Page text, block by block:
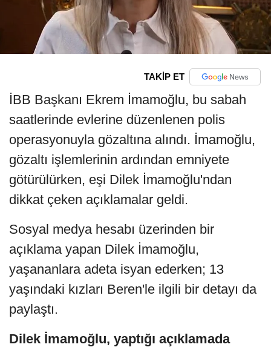
TAKİP ET
İBB Başkanı Ekrem İmamoğlu, bu sabah
saatlerinde evlerine düzenlenen polis
operasyonuyla gözaltına alındı. İmamoğlu,
gözaltı işlemlerinin ardından emniyete
götürülürken, eşi Dilek İmamoğlu'ndan
dikkat çeken açıklamalar geldi.
Sosyal medya hesabı üzerinden bir
açıklama yapan Dilek İmamoğlu,
yaşananlara adeta isyan ederken; 13
yaşındaki kızları Beren'le ilgili bir detayı da
paylaştı.
Dilek İmamoğlu, yaptığı açıklamada